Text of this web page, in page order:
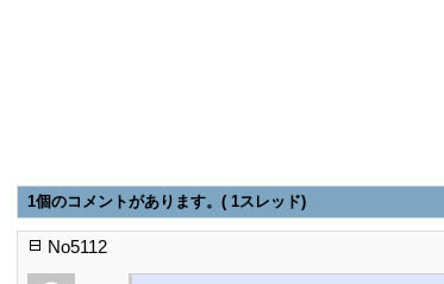
1個のコメントがあります。( 1スレッド)
No5112